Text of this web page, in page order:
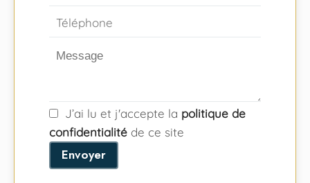
J’ai lu et j'accepte la politique de
confidentialité de ce site
Envoyer